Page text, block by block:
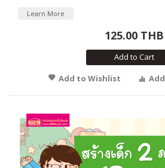
Learn More
125.00 THB
Add to Cart
Add to Wishlist